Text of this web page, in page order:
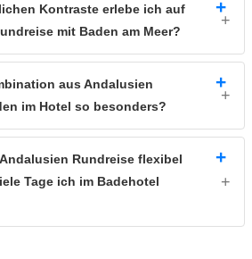
Kontraste erlebe ich auf
mit Baden am Meer?
aus Andalusien
im Hotel so besonders?
Rundreise flexibel
Tage ich im Badehotel